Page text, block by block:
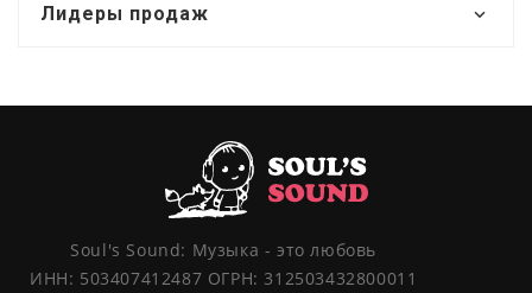
Лидеры продаж
Soul's Sound: Музыка - это любовь
ИНН: 503407412487 ОГРН: 312503432800011